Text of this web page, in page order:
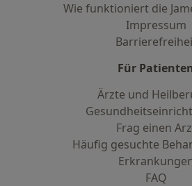
Wie funktioniert die
Impressum
Für
Ärzte und
Frag einen
Häufig gesuchte
FAQ